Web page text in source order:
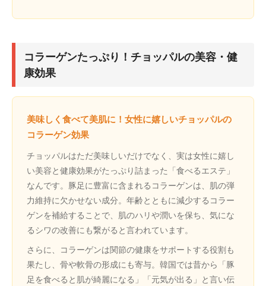
コラーゲンたっぷり！チョッパルの美容・健
康効果
美味しく食べて美肌に！女性に嬉しいチョッパルの
コラーゲン効果
チョッパルはただ美味しいだけでなく、実は女性に嬉し
い美容と健康効果がたっぷり詰まった「食べるエステ」
なんです。豚足に豊富に含まれるコラーゲンは、肌の弾
力維持に欠かせない成分。年齢とともに減少するコラー
ゲンを補給することで、肌のハリや潤いを保ち、気にな
るシワの改善にも繋がると言われています。
さらに、コラーゲンは関節の健康をサポートする役割も
果たし、骨や軟骨の形成にも寄与。韓国では昔から「豚
足を食べると肌が綺麗になる」「元気が出る」と言い伝